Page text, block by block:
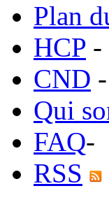
Plan
HCP -
CND -
Qui
FAQ-
RSS